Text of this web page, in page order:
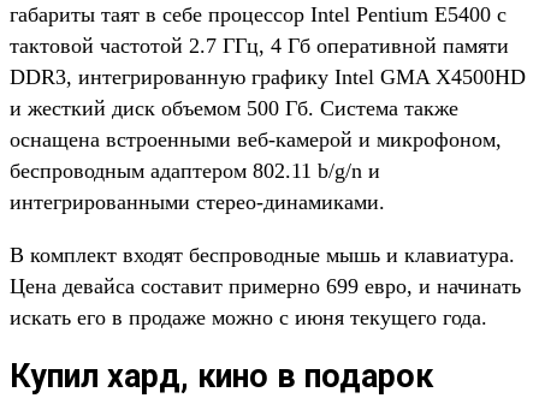
габариты таят в себе процессор Intel Pentium E5400 c
тактовой частотой 2.7 ГГц, 4 Гб оперативной памяти
DDR3, интегрированную графику Intel GMA X4500HD
и жесткий диск объемом 500 Гб. Система также
оснащена встроенными веб-камерой и микрофоном,
беспроводным адаптером 802.11 b/g/n и
интегрированными стерео-динамиками.
В комплект входят беспроводные мышь и клавиатура.
Цена девайса составит примерно 699 евро, и начинать
искать его в продаже можно с июня текущего года.
Купил хард, кино в подарок